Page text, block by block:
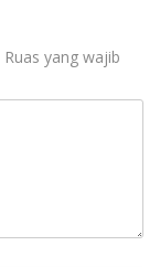
Ruas yang wajib